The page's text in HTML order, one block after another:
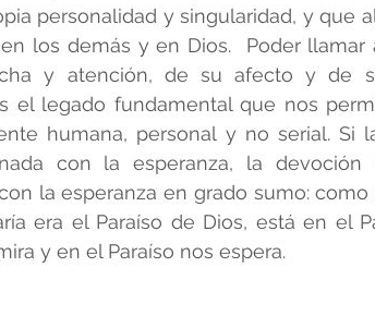
personalidad y singularidad, y que
los demás y en Dios.  Poder llamar
y atención, de su afecto y de
el legado fundamental que nos
humana, personal y no serial. Si
con la esperanza, la devoción
la esperanza en grado sumo:
era el Paraíso de Dios, está en el
y en el Paraíso nos espera.